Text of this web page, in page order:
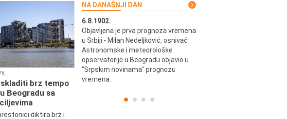
brz tempo
Beogradu sa
diktira brz i
NA DANAŠNJI DAN
je Zorka Boljanović,
inženjer, predsednik
žena pilota Jugoslavije.
6.8.1902.
Objavljena je prva prognoza vremena
u Srbiji - Milan Nedeljković, osnivač
Astronomske i meteorološke
opservatorije u Beogradu objavio u
"Srpskim novinama" prognozu
vremena.